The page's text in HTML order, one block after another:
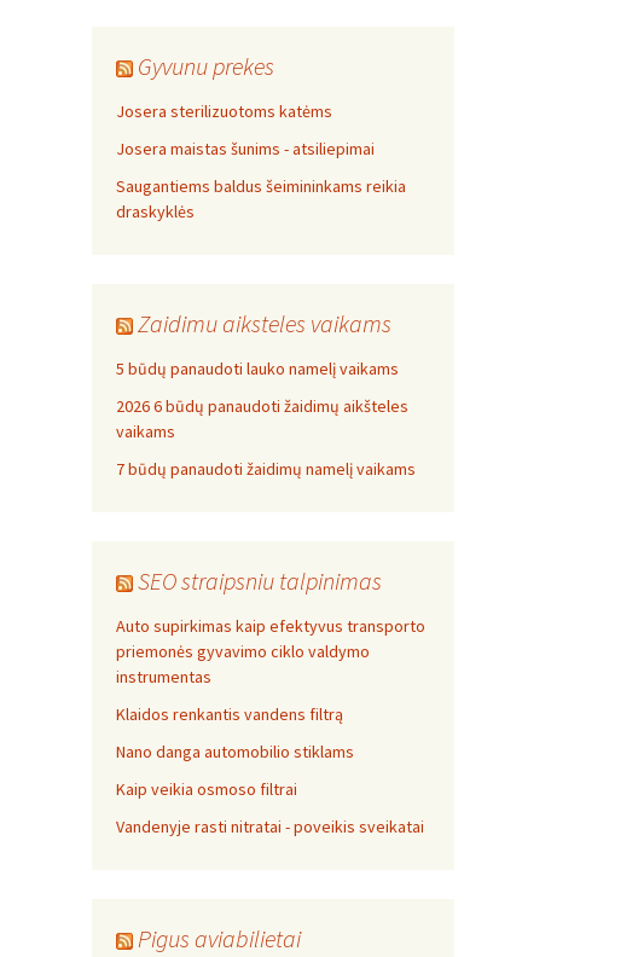
Gyvunu prekes
Josera sterilizuotoms katėms
Josera maistas šunims - atsiliepimai
Saugantiems baldus šeimininkams reikia
draskyklės
Zaidimu aiksteles vaikams
5 būdų panaudoti lauko namelį vaikams
2026 6 būdų panaudoti žaidimų aikšteles
vaikams
7 būdų panaudoti žaidimų namelį vaikams
SEO straipsniu talpinimas
Auto supirkimas kaip efektyvus transporto
priemonės gyvavimo ciklo valdymo
instrumentas
Klaidos renkantis vandens filtrą
Nano danga automobilio stiklams
Kaip veikia osmoso filtrai
Vandenyje rasti nitratai - poveikis sveikatai
Pigus aviabilietai